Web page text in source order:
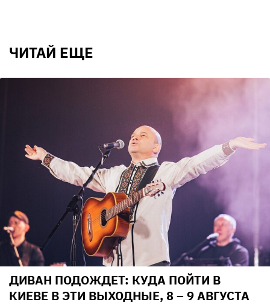
ЧИТАЙ ЕЩЕ
ДИВАН ПОДОЖДЕТ: КУДА ПОЙТИ В
КИЕВЕ В ЭТИ ВЫХОДНЫЕ, 8 – 9 АВГУСТА